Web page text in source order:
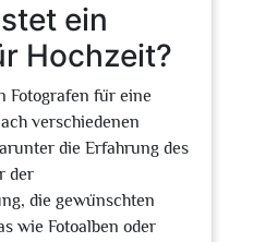
ein
Hochzeit?
Fotografen für eine
verschiedenen
die Erfahrung des
der
die gewünschten
wie Fotoalben oder